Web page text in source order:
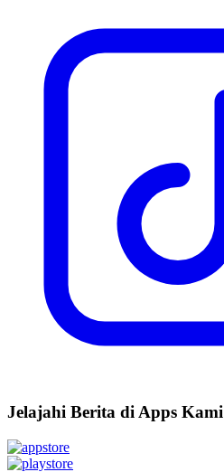
Jelajahi Berita di Apps Kami